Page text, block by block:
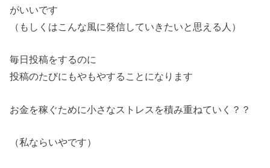
がいいです
（もしくはこんな風に発信していきたいと思える人）
毎日投稿をするのに
投稿のたびにもやもやすることになります
お金を稼ぐために小さなストレスを積み重ねていく？？
（私ならいやです）